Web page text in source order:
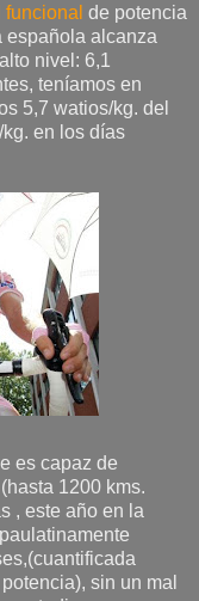
funcional de potencia
española alcanza
nivel: 6,1
teníamos en
5,7 watios/kg. del
en los días
es capaz de
1200 kms.
, este año en la
sin un mal